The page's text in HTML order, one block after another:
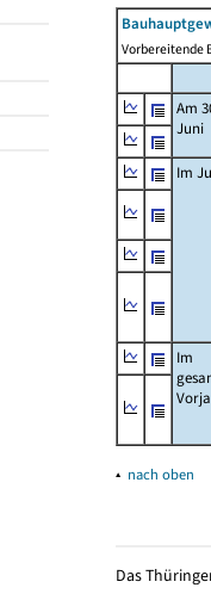
Vorbereitende
Am
Juni
Im
Im
▴ nach oben
Das